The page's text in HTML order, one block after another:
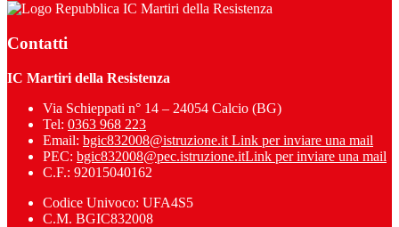
IC Martiri della Resistenza
Contatti
IC Martiri della Resistenza
Via Schieppati n° 14 – 24054 Calcio (BG)
Tel: 0363 968 223
Email: bgic832008@istruzione.it Link per inviare una mail
PEC: bgic832008@pec.istruzione.itLink per inviare una mail
C.F.: 92015040162
Codice Univoco: UFA4S5
C.M. BGIC832008